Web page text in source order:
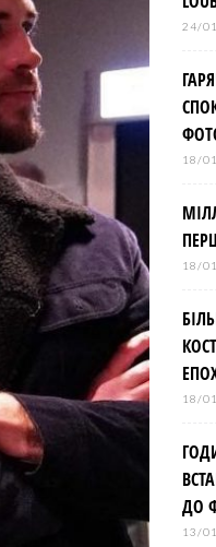
24/
18/
18/
18/
ДО
13/